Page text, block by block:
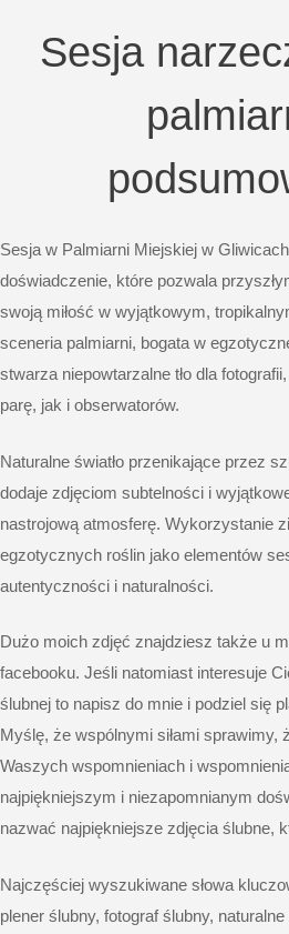
Sesja
Sesja w Palmiarni Miejskiej w
doświadczenie, które pozwala
swoją miłość w wyjątkowym,
sceneria palmiarni, bogata w
stwarza niepowtarzalne tło dla
parę, jak i obserwatorów.
Naturalne światło przenikające przez
dodaje zdjęciom subtelności i
nastrojową atmosferę. Wykorzystanie
egzotycznych roślin jako elementów
autentyczności i naturalności.
Dużo moich zdjęć znajdziesz także u
facebooku. Jeśli natomiast interesuje
ślubnej to napisz do mnie i podziel się
Myślę, że wspólnymi siłami sprawimy,
Waszych wspomnieniach i
najpiękniejszym i niezapomnianym
nazwać najpiękniejsze zdjęcia ślubne,
Najczęściej wyszukiwane słowa
plener ślubny, fotograf ślubny,